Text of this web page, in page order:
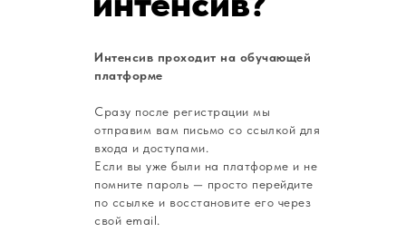
Интенсив проходит на обучающей
платформе
Сразу после регистрации мы
отправим вам письмо со ссылкой для
входа и доступами.
Если вы уже были на платформе и не
помните пароль — просто перейдите
по ссылке и восстановите его через
свой email.